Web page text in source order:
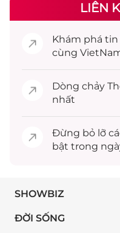
LIÊN
Khám phá tin
cùng
Dòng chảy
nhất
Đừng bỏ lỡ
bật trong
SHOWBIZ
ĐỜI SỐNG